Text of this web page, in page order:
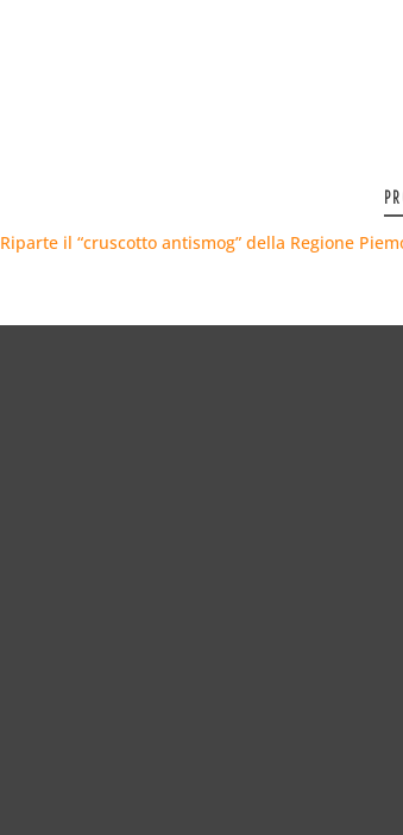
Riparte il “cruscotto antismog” della Regione